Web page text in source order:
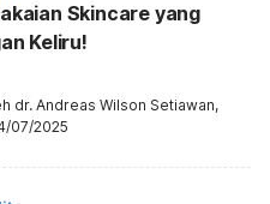
Skincare yang
Keliru!
dr. Andreas Wilson Setiawan,
07/2025